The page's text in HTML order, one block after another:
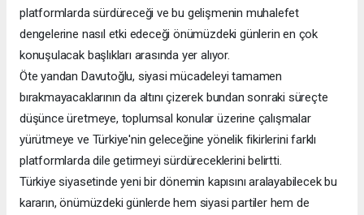
platformlarda sürdüreceği ve bu gelişmenin muhalefet
dengelerine nasıl etki edeceği önümüzdeki günlerin en çok
konuşulacak başlıkları arasında yer alıyor.
Öte yandan Davutoğlu, siyasi mücadeleyi tamamen
bırakmayacaklarının da altını çizerek bundan sonraki süreçte
düşünce üretmeye, toplumsal konular üzerine çalışmalar
yürütmeye ve Türkiye'nin geleceğine yönelik fikirlerini farklı
platformlarda dile getirmeyi sürdüreceklerini belirtti.
Türkiye siyasetinde yeni bir dönemin kapısını aralayabilecek bu
kararın, önümüzdeki günlerde hem siyasi partiler hem de